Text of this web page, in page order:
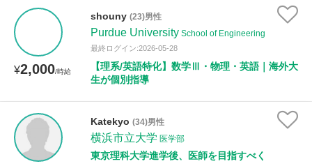
¥2,000/時給
shouny (23)男性
Purdue University School of Engineering
最終ログイン:2026-05-28
【理系/英語特化】数学Ⅲ・物理・英語｜海外大
生が個別指導
Katekyo (34)男性
横浜市立大学 医学部
東京理科大学進学後、医師を目指すべく
距離：15km以内
年齢：18-101歳
性別